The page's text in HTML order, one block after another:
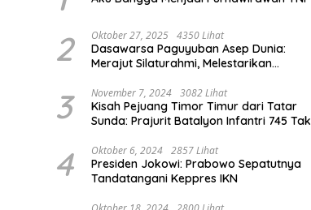
2 Oktober 27, 2025 4350 Lihat
Dasawarsa Paguyuban Asep Dunia:
Merajut Silaturahmi, Melestarikan
3 November 7, 2024 3082 Lihat
Kisah Pejuang Timor Timur dari Tatar
Sunda: Prajurit Batalyon Infantri 745 Tak
4 Oktober 6, 2024 2857 Lihat
Presiden Jokowi: Prabowo Sepatutnya
Tandatangani Keppres IKN